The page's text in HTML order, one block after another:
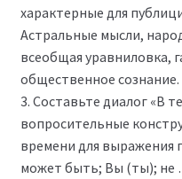
характерные для
Астральные мысли,
всеобщая уравниловка,
общественное сознание.
3. Составьте диалог «В
вопросительные
времени для
может быть; Вы (ты); не